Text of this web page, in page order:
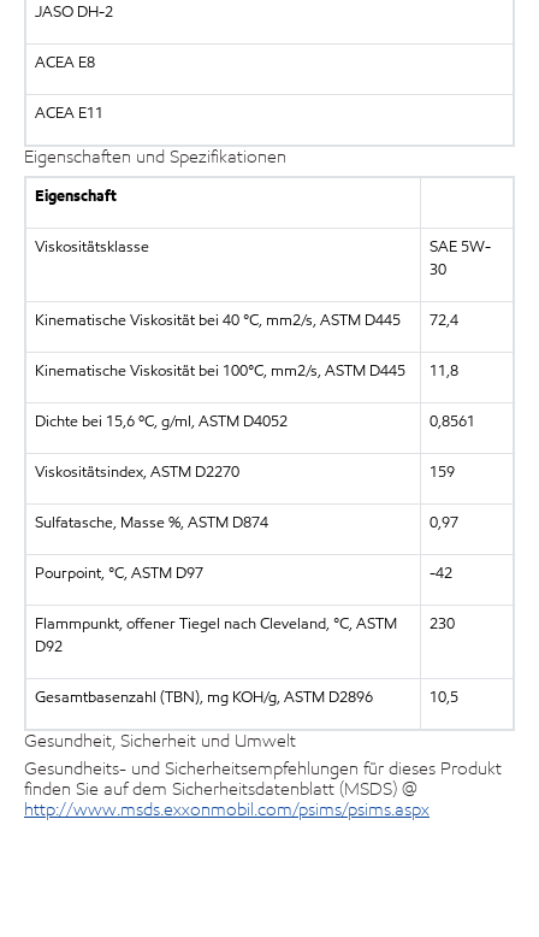
JASO DH-2
ACEA E8
ACEA E11
Eigenschaften und Spezifikationen
Eigenschaft
Viskositätsklasse
SAE 5W-
30
Kinematische Viskosität bei 40 °C, mm2/s, ASTM D445 72,4
Kinematische Viskosität bei 100°C, mm2/s, ASTM D445 11,8
Dichte bei 15,6 ºC, g/ml, ASTM D4052 0,8561
Viskositätsindex, ASTM D2270 159
Sulfatasche, Masse %, ASTM D874 0,97
Pourpoint, °C, ASTM D97 -42
Flammpunkt, offener Tiegel nach Cleveland, °C, ASTM
D92
230
Gesamtbasenzahl (TBN), mg KOH/g, ASTM D2896 10,5
Gesundheit, Sicherheit und Umwelt
Gesundheits- und Sicherheitsempfehlungen für dieses Produkt
finden Sie auf dem Sicherheitsdatenblatt (MSDS) @
http://www.msds.exxonmobil.com/psims/psims.aspx